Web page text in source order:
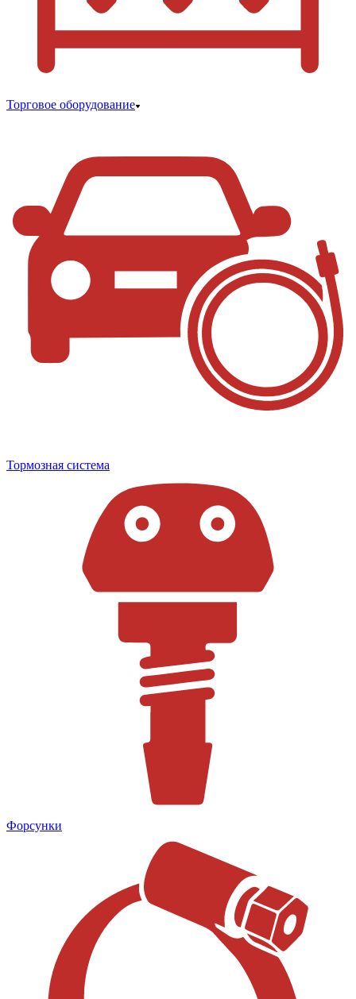
Торговое оборудование
Тормозная система
Форсунки